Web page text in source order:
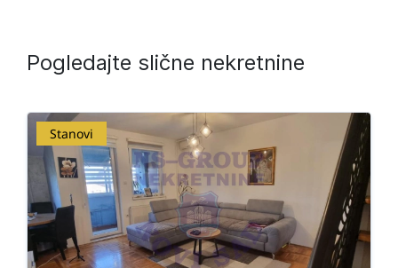
Pogledajte slične nekretnine
Stanovi